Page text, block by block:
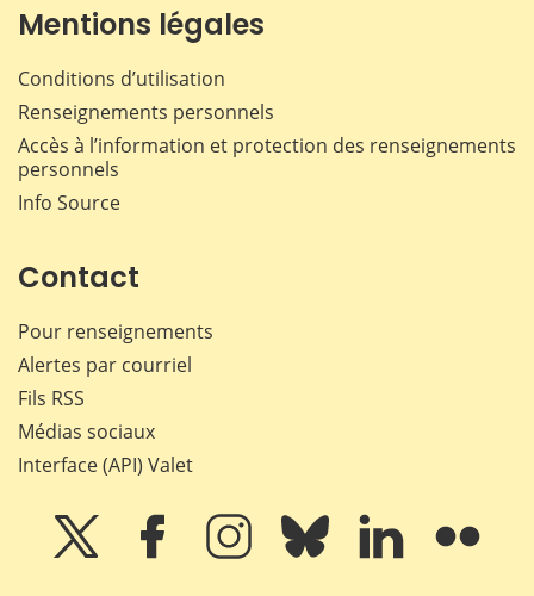
Mentions légales
Conditions d’utilisation
Renseignements personnels
Accès à l’information et protection des renseignements
personnels
Info Source
Contact
Pour renseignements
Alertes par courriel
Fils RSS
Médias sociaux
Interface (API) Valet